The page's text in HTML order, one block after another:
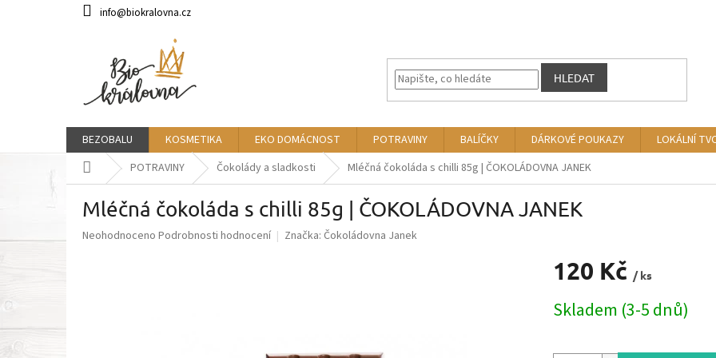
info@biokralovna.cz
HLEDAT
BEZOBALU KOSMETIKA EKO DOMÁCNOST POTRAVINY BALÍČKY DÁRKOVÉ POUKAZY LOKÁLNÍ
Domů POTRAVINY Čokolády a sladkosti Mléčná čokoláda s chilli 85g | ČOKOLÁDOVNA JANEK
Mléčná čokoláda s chilli 85g | ČOKOLÁDOVNA JANEK
Průměrné
Neohodnoceno Podrobnosti hodnocení Značka: Čokoládovna Janek
120 Kč / ks
cena:
Skladem (3-5 dnů)